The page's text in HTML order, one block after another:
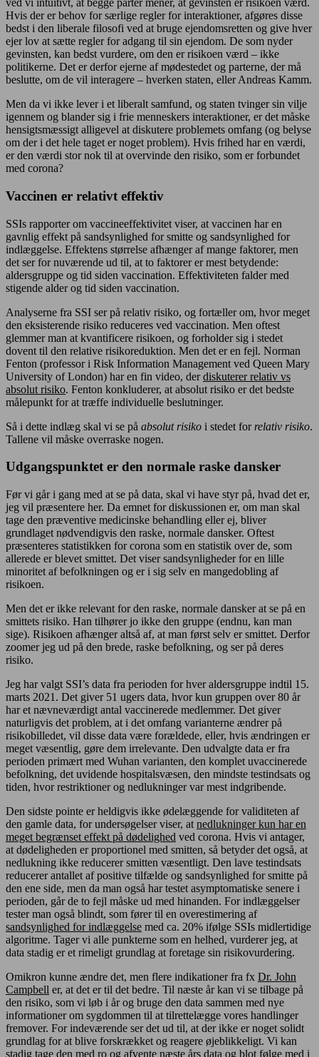
ved vi intuitivt, at begge parter mener, at gevinsten er risikoen værd.
Hvis der er behov for særlige regler for interaktioner, afgøres disse
bedst i den liberale filosofi ved at bruge ejendomsretten og give hver
ejer lov at sætte regler for adgang til sin ejendom. De som nyder
gevinsten, kan bedst vurdere, om den er risikoen værd – ikke
politikerne. Det er derfor ejerne af mødestedet og parterne, der må
beslutte, om de vil interagere – hverken staten, eller Andreas Kamm.
Men da vi ikke lever i et liberalt samfund, og staten tvinger sin vilje
igennem og blander sig i frie menneskers interaktioner, er det måske
hensigtsmæssigt alligevel at diskutere problemets omfang (og belyse
om der i det hele taget er noget problem). Hvis frihed har en værdi,
er den værdi stor nok til at overvinde den risiko, som er forbundet
med corona?
Vaccinen er relativt effektiv
SSIs rapporter om vaccineeffektivitet viser, at vaccinen har en
gavnlig effekt på sandsynlighed for smitte og sandsynlighed for
indlæggelse. Effektens størrelse afhænger af mange faktorer, men
det ser for nuværende ud til, at to faktorer er mest betydende:
aldersgruppe og tid siden vaccination. Effektiviteten falder med
stigende alder og tid siden vaccination.
Analyserne fra SSI ser på relativ risiko, og fortæller om, hvor meget
den eksisterende risiko reduceres ved vaccination. Men oftest
glemmer man at kvantificere risikoen, og forholder sig i stedet
dovent til den relative risikoreduktion. Men det er en fejl. Norman
Fenton (professor i Risk Information Management ved Queen Mary
University of London) har en fin video, derdiskuterer relativ vs
absolut risiko. Fenton konkluderer, at absolut risiko er det bedste
målepunkt for at træffe individuelle beslutninger.
Så i dette indlæg skal vi se på absolut risiko i stedet for relativ risiko.
Tallene vil måske overraske nogen.
Udgangspunktet er den normale raske dansker
Før vi går i gang med at se på data, skal vi have styr på, hvad det er,
jeg vil præsentere her. Da emnet for diskussionen er, om man skal
tage den præventive medicinske behandling eller ej, bliver
grundlaget nødvendigvis den raske, normale dansker. Oftest
præsenteres statistikken for corona som en statistik over de, som
allerede er blevet smittet. Det viser sandsynligheder for en lille
minoritet af befolkningen og er i sig selv en mangedobling af
risikoen.
Men det er ikke relevant for den raske, normale dansker at se på en
smittets risiko. Han tilhører jo ikke den gruppe (endnu, kan man
sige). Risikoen afhænger altså af, at man først selv er smittet. Derfor
zoomer jeg ud på den brede, raske befolkning, og ser på deres
risiko.
Jeg har valgt SSI’s data fra perioden for hver aldersgruppe indtil 15.
marts 2021. Det giver 51 ugers data, hvor kun gruppen over 80 år
har et nævneværdigt antal vaccinerede medlemmer. Det giver
naturligvis det problem, at i det omfang varianterne ændrer på
risikobilledet, vil disse data være forældede, eller, hvis ændringen er
meget væsentlig, gøre dem irrelevante. Den udvalgte data er fra
perioden primært med Wuhan varianten, den komplet uvaccinerede
befolkning, det uvidende hospitalsvæsen, den mindste testindsats og
tiden, hvor restriktioner og nedlukninger var mest indgribende.
Den sidste pointe er heldigvis ikke ødelæggende for validiteten af
den gamle data, for undersøgelser viser, at nedlukninger kun har en
meget begrænset effekt på dødelighed ved corona. Hvis vi antager,
at dødeligheden er proportionel med smitten, så betyder det også, at
nedlukning ikke reducerer smitten væsentligt. Den lave testindsats
reducerer antallet af positive tilfælde og sandsynlighed for smitte på
den ene side, men da man også har testet asymptomatiske senere i
perioden, går de to fejl måske ud med hinanden. For indlæggelser
tester man også blindt, som fører til en overestimering af
sandsynlighed for indlæggelse med ca. 20% ifølge SSIs midlertidige
algoritme. Tager vi alle punkterne som en helhed, vurderer jeg, at
data stadig er et rimeligt grundlag at foretage sin risikovurdering.
Omikron kunne ændre det, men flere indikationer fra fx Dr. John
Campbell er, at det er til det bedre. Til næste år kan vi se tilbage på
den risiko, som vi løb i år og bruge den data sammen med nye
informationer om sygdommen til at tilrettelægge vores handlinger
fremover. For indeværende ser det ud til, at der ikke er noget solidt
grundlag for at blive forskrækket og reagere øjeblikkeligt. Vi kan
stadig tage den med ro og afvente næste års data og blot følge med i